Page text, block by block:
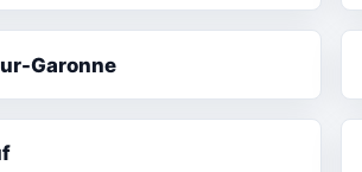
Garonne